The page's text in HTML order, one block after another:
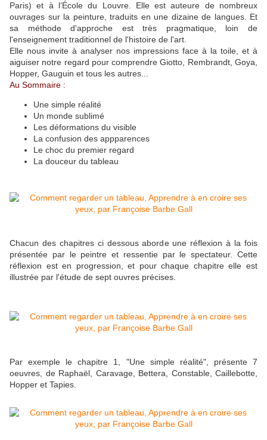
Paris) et à l’École du Louvre. Elle est auteure de nombreux
ouvrages sur la peinture, traduits en une dizaine de langues. Et
sa méthode d'approche est très pragmatique, loin de
l'enseignement traditionnel de l'histoire de l'art.
Elle nous invite à analyser nos impressions face à la toile, et à
aiguiser notre regard pour comprendre Giotto, Rembrandt, Goya,
Hopper, Gauguin et tous les autres...
Au Sommaire :
Une simple réalité
Un monde sublimé
Les déformations du visible
La confusion des appparences
Le choc du premier regard
La douceur du tableau
Chacun des chapitres ci dessous aborde une réflexion à la fois
présentée par le peintre et ressentie par le spectateur. Cette
réflexion est en progression, et pour chaque chapitre elle est
illustrée par l'étude de sept ouvres précises.
Par exemple le chapitre 1, "Une simple réalité", présente 7
oeuvres, de Raphaël, Caravage, Bettera, Constable, Caillebotte,
Hopper et Tapies.